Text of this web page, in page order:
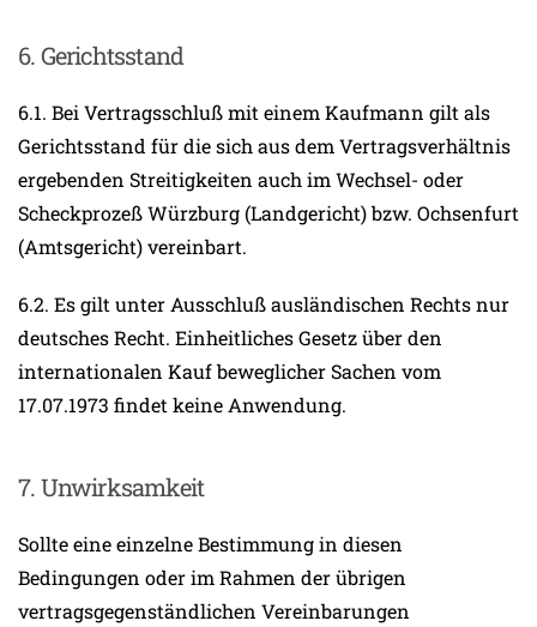
6. Gerichtsstand
6.1. Bei Vertragsschluß mit einem Kaufmann gilt als
Gerichtsstand für die sich aus dem Vertragsverhältnis
ergebenden Streitigkeiten auch im Wechsel- oder
Scheckprozeß Würzburg (Landgericht) bzw. Ochsenfurt
(Amtsgericht) vereinbart.
6.2. Es gilt unter Ausschluß ausländischen Rechts nur
deutsches Recht. Einheitliches Gesetz über den
internationalen Kauf beweglicher Sachen vom
17.07.1973 findet keine Anwendung.
7. Unwirksamkeit
Sollte eine einzelne Bestimmung in diesen
Bedingungen oder im Rahmen der übrigen
vertragsgegenständlichen Vereinbarungen